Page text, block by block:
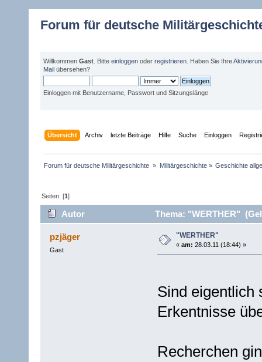
Forum für deutsche
Willkommen Gast . Bitte einloggen oder registrieren . Haben Sie Ihre
Mail übersehen?
Einloggen mit Benutzername, Passwort und Sitzungslänge
Übersicht Archiv letzte Beiträge Hilfe Suche Einloggen
Forum für deutsche Militärgeschichte » Militärgeschichte» Geschichte
Seiten: [1]
Autor Thema: "WERTHER"
pzjäger
Gast
"WERTHER"
« am: 28.03.11 (18:44) »
Sind eigentlich
Erkentnisse
Recherchen